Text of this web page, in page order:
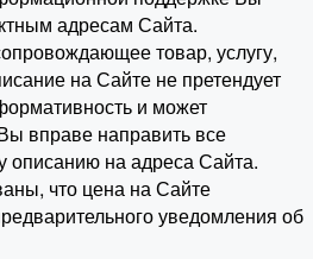
адресам Сайта.
товар, услугу,
на Сайте не претендует
и может
вправе направить все
описанию на адреса Сайта.
что цена на Сайте
уведомления об